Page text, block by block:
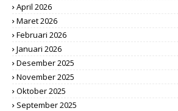
April 2026
Maret 2026
Februari 2026
Januari 2026
Desember 2025
November 2025
Oktober 2025
September 2025